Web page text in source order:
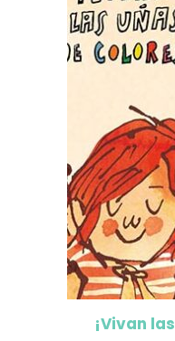
¡Vivan